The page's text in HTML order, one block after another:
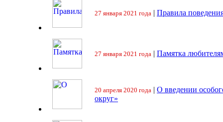
27 января 2021 года | Правила
27 января 2021 года | Памятка
20 апреля 2020 года | О введении
округ»